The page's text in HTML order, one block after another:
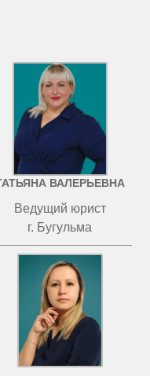
ЧИСТОВА
ВАЛЕРЬЕВНА
Ведущий юрист
г. Бугульма